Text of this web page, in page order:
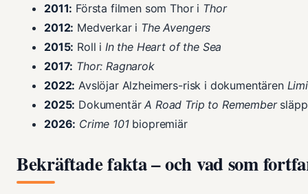
2011: Första filmen som Thor i Thor
2012: Medverkar i The Avengers
2015: Roll i In the Heart of the Sea
2017: Thor: Ragnarok
2022: Avslöjar Alzheimers-risk i dokumentären
2025: DokumentärA Road Trip to Remember
2026: Crime 101biopremiär
Bekräftade fakta – och vad som